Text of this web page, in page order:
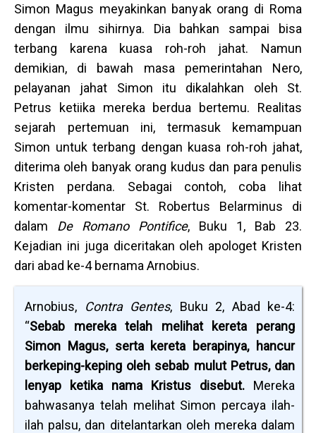
Simon Magus meyakinkan banyak orang di Roma
dengan ilmu sihirnya. Dia bahkan sampai bisa
terbang karena kuasa roh-roh jahat. Namun
demikian, di bawah masa pemerintahan Nero,
pelayanan jahat Simon itu dikalahkan oleh St.
Petrus ketiika mereka berdua bertemu. Realitas
sejarah pertemuan ini, termasuk kemampuan
Simon untuk terbang dengan kuasa roh-roh jahat,
diterima oleh banyak orang kudus dan para penulis
Kristen perdana. Sebagai contoh, coba lihat
komentar-komentar St. Robertus Belarminus di
dalam De Romano Pontifice, Buku 1, Bab 23.
Kejadian ini juga diceritakan oleh apologet Kristen
dari abad ke-4 bernama Arnobius.
Arnobius, Contra Gentes, Buku 2, Abad ke-4:
“Sebab mereka telah melihat kereta perang
Simon Magus, serta kereta berapinya, hancur
berkeping-keping oleh sebab mulut Petrus, dan
lenyap ketika nama Kristus disebut. Mereka
bahwasanya telah melihat Simon percaya ilah-
ilah palsu, dan ditelantarkan oleh mereka dalam